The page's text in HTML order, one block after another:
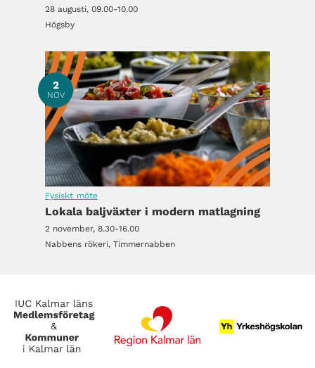
28 augusti, 09.00-10.00
Högsby
2
NOV
Fysiskt möte
Lokala baljväxter i modern matlagning
2 november, 8.30-16.00
Nabbens rökeri, Timmernabben